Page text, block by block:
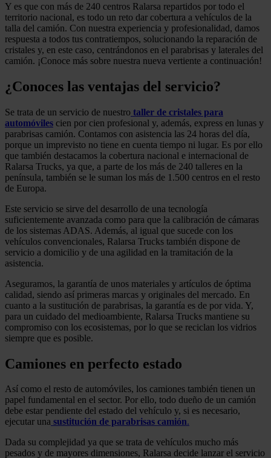
Y es que con más de 240 centros Ralarsa repartidos por todo el
territorio nacional, es todo un reto dar cobertura a vehículos de la
talla del camión. Con nuestra experiencia y profesionalidad, damos
respuesta a todos tus contratiempos, solucionando la reparación de
cristales y, en este caso, centrándonos en el parabrisas y laterales del
camión. ¡Conoce más sobre nuestra nueva vertiente a continuación!
¿Conoces las ventajas del servicio?
Se trata de un servicio de nuestro taller de cristales para
automóviles cien por cien profesional y, además, express en lunas y
parabrisas camión. Contamos con asistencia las 24 horas del día,
porque un imprevisto no tiene en cuenta tiempo ni lugar. Es por ello
que también destacamos la cobertura nacional e internacional de
Ralarsa Trucks, ya que, a parte de los más de 240 talleres en la
península, también se le suman los más de 1.500 centros en el resto
de Europa.
Este servicio se sirve del desarrollo de una tecnología
suficientemente avanzada como para que la calibración de cámaras
de los sistemas ADAS. Además, al igual que sucede con los
vehículos convencionales, Ralarsa Trucks también dispone de
servicio a domicilio y de una agilidad en la tramitación de la
asistencia.
Aseguramos, la garantía de unos materiales y artículos de óptima
calidad, siendo así primeras marcas y originales del mercado. En
cuanto a la sustitución de parabrisas, la garantía es de por vida. Y,
para un cuidado del medioambiente, Ralarsa Trucks mantiene su
compromiso con los ecosistemas, por lo que se reciclan los vidrios
siempre que es posible.
Camiones en perfecto estado
Así como el resto de automóviles, los camiones también tienen un
papel fundamental en el sector. Por ello, todo dueño de un camión
debe estar pendiente del estado del vehículo y, si es necesario,
ejecutar una sustitución de parabrisas camión.
Dada su complejidad ya que se trata de vehículos mucho más
pesados y de mayores dimensiones, Ralarsa decide lanzar el servicio